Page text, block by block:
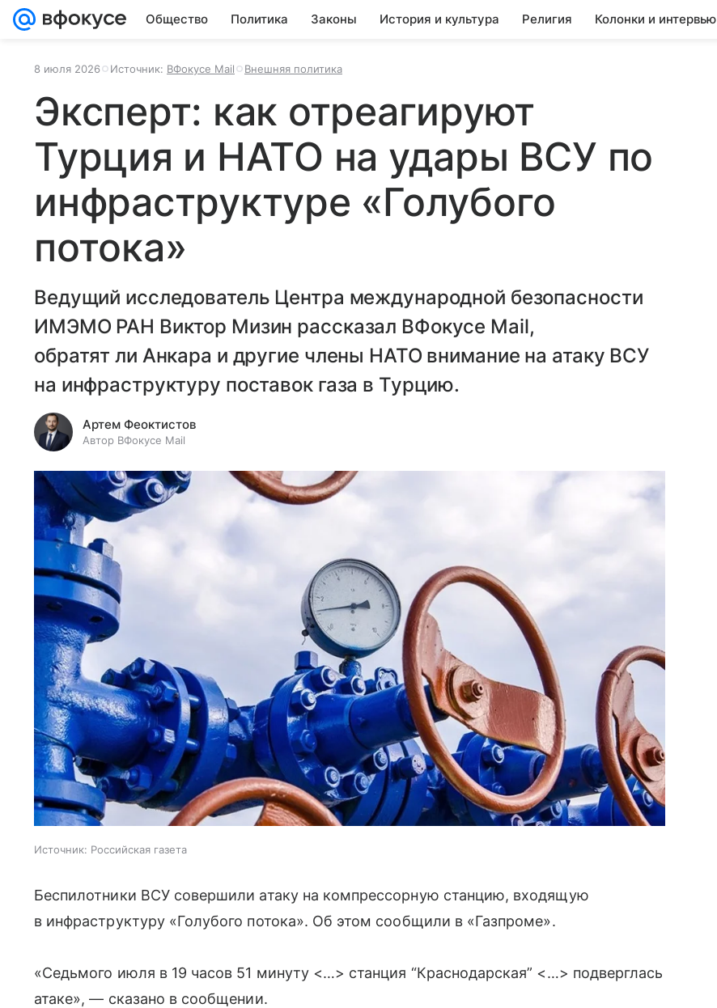
Общество Политика Законы История и культура Религия Колонки и интервью
8 июля 2026 Источник: ВФокусе Mail Внешняя политика
Эксперт: как отреагируют
Турция и НАТО на удары ВСУ по
инфраструктуре «Голубого
потока»
Ведущий исследователь Центра международной безопасности
ИМЭМО РАН Виктор Мизин рассказал ВФокусе Mail,
обратят ли Анкара и другие члены НАТО внимание на атаку ВСУ
на инфраструктуру поставок газа в Турцию.
Артем Феоктистов
Автор ВФокусе Mail
Источник: Российская газета
Беспилотники ВСУ совершили атаку на компрессорную станцию, входящую
в инфраструктуру «Голубого потока». Об этом сообщили в «Газпроме».
«Седьмого июля в 19 часов 51 минуту <…> станция “Краснодарская” <…> подверглась
атаке», — сказано в сообщении.